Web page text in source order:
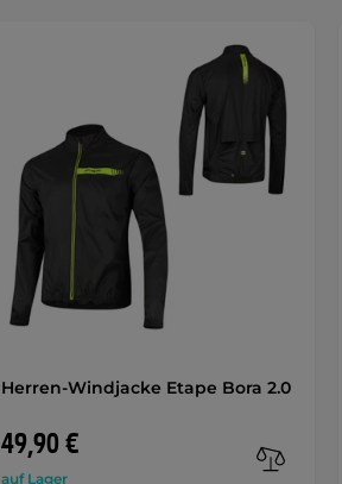
Herren-Windjacke Etape Bora 2.0
49,90 €
auf Lager